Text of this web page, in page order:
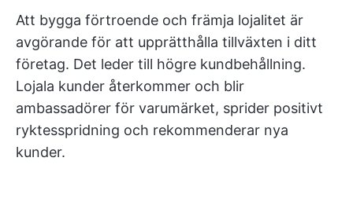
Att bygga förtroende och främja lojalitet är
avgörande för att upprätthålla tillväxten i ditt
företag. Det leder till högre kundbehållning.
Lojala kunder återkommer och blir
ambassadörer för varumärket, sprider positivt
ryktesspridning och rekommenderar nya
kunder.